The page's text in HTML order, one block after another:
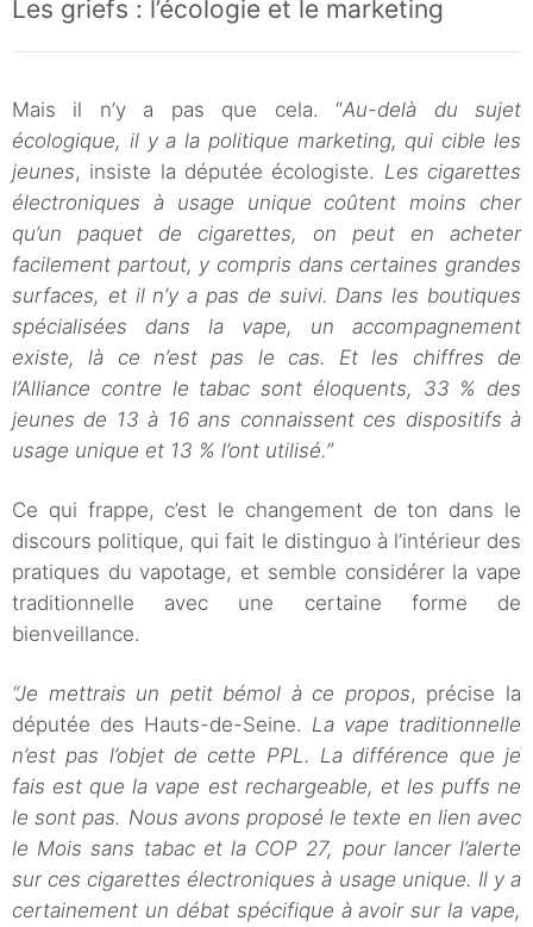
Les griefs : l’écologie et le marketing
Mais il n’y a pas que cela. “Au-delà du sujet
écologique, il y a la politique marketing, qui cible les
jeunes, insiste la députée écologiste. Les cigarettes
électroniques à usage unique coûtent moins cher
qu’un paquet de cigarettes, on peut en acheter
facilement partout, y compris dans certaines grandes
surfaces, et il n’y a pas de suivi. Dans les boutiques
spécialisées dans la vape, un accompagnement
existe, là ce n’est pas le cas. Et les chiffres de
l’Alliance contre le tabac sont éloquents, 33 % des
jeunes de 13 à 16 ans connaissent ces dispositifs à
usage unique et 13 % l’ont utilisé.”
Ce qui frappe, c’est le changement de ton dans le
discours politique, qui fait le distinguo à l’intérieur des
pratiques du vapotage, et semble considérer la vape
traditionnelle avec une certaine forme de
bienveillance.
“Je mettrais un petit bémol à ce propos, précise la
députée des Hauts-de-Seine. La vape traditionnelle
n’est pas l’objet de cette PPL. La différence que je
fais est que la vape est rechargeable, et les puffs ne
le sont pas. Nous avons proposé le texte en lien avec
le Mois sans tabac et la COP 27, pour lancer l’alerte
sur ces cigarettes électroniques à usage unique. Il y a
certainement un débat spécifique à avoir sur la vape,